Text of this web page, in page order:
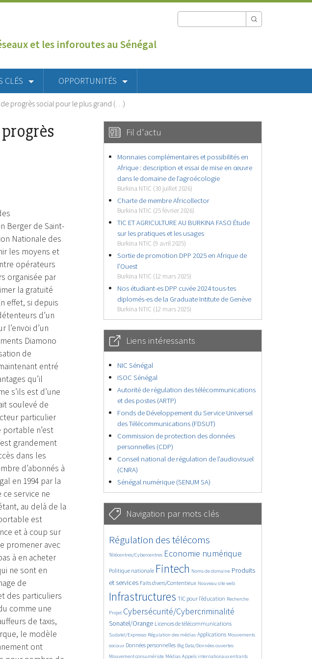
et les inforoutes au Sénégal
CLÉS OPPORTUNITÉS
progrès social pour le plus grand (…)
Berger de Saint-
Nationale des
les moyens et
opérateurs
organisée par
la gratuité
effet, si depuis
d’un
l’envoi d’un
Diamono
de
entré
qu’il
s’ils est d’une
soulevé de
particulier
n’est
grandement
dans les
d’abonnés à
en 1994 par la
ce service ne
au delà de la
est
et à coup sur
promener avec
à en acheter
ne sont en
de
des particuliers
comme une
de taxis,
le modèle
ont
Fil d'actu
Monnaies complémentaires et possibilités en
Afrique : description et essai de mise en œuvre
dans le domaine de l’agroécologie
Burkina NTIC (30 juillet 2026)
Charte de membre Africollector
Burkina NTIC (25 février 2026)
TIC ET AGRICULTURE AU BURKINA FASO Étude
sur les pratiques et les usages
Burkina NTIC (9 avril 2025)
Sortie de promotion DPP 2025 en Afrique de
l’Ouest
Burkina NTIC (12 mars 2025)
Nos étudiant-es DPP cuvée 2024 tous-tes
diplomés-es de la Graduate Intitute de Genève
Burkina NTIC (12 mars 2025)
Liens intéressants
NIC Sénégal
ISOC Sénégal
Autorité de régulation des télécommunications
et des postes (ARTP)
Fonds de Développement du Service Universel
des Télécommunications (FDSUT)
Commission de protection des données
personnelles (CDP)
Conseil national de régulation de l’audiovisuel
(CNRA)
Sénégal numérique (SENUM SA)
Navigation par mots clés
4653/5685
Régulation des télécoms
390/5685
Télécentres/Cybercentres
3670/5685 Economie numérique
1863/5685
Politique nationale Fintech Noms de domaine Produits
et services
1568/5685 Faits divers/Contentieux
841/5685 Nouveau site web
5685/5685
Infrastructures
1851/5685
TIC pour l’éducation
193/5685
Recherche
253/5685
Projet
3639/5685Cybersécurité/Cybercriminalité
2309/5685
Sonatel/Orange
1635/5685 Licences de télécommunications
293/5685
Sudatel/Expresso
1027/5685 Régulation des médias
1532/5685 Applications
1134/5685
Mouvements
sociaux
1697/5685Données personnelles
160/5685 Big Data/Données ouvertes
635/5685
Mouvement consumériste
369/5685 Médias
664/5685 Appels internationaux entrants
1748/5685